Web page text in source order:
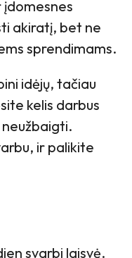
įdomesnes
akiratį, bet ne
sprendimams.
idėjų, tačiau
kelis darbus
ir palikite
svarbi laisvė.